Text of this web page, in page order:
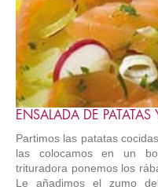
ENSALADA DE PATATAS
Partimos las patatas
las colocamos en un
trituradora ponemos los
Le añadimos el zumo